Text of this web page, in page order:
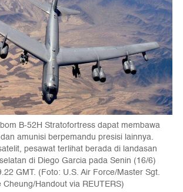
B-52H Stratofortress dapat membawa
amunisi berpemandu presisi lainnya.
pesawat terlihat berada di landasan
di Diego Garcia pada Senin (16/6)
GMT. (Foto: U.S. Air Force/Master Sgt.
Cheung/Handout via REUTERS)